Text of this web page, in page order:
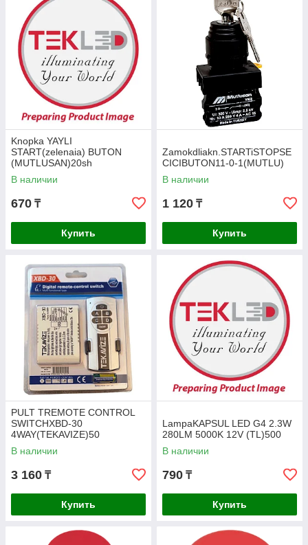
Knopka YAYLI
START(zelenaia) BUTON
(MUTLUSAN)20sh
В наличии
670 ₸
Купить
Zamokdliakn.STARTiSTOPSE
CICIBUTON11-0-1(MUTLU)
В наличии
1 120 ₸
Купить
PULT TREMOTE CONTROL
SWITCHXBD-30
4WAY(TEKAVIZE)50
В наличии
3 160 ₸
Купить
LampaKAPSUL LED G4 2.3W
280LM 5000K 12V (TL)500
В наличии
790 ₸
Купить